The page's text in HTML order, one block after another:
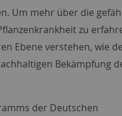
Um mehr über die
zu
Ebene verstehen, wie
Bekämpfung
der Deutschen